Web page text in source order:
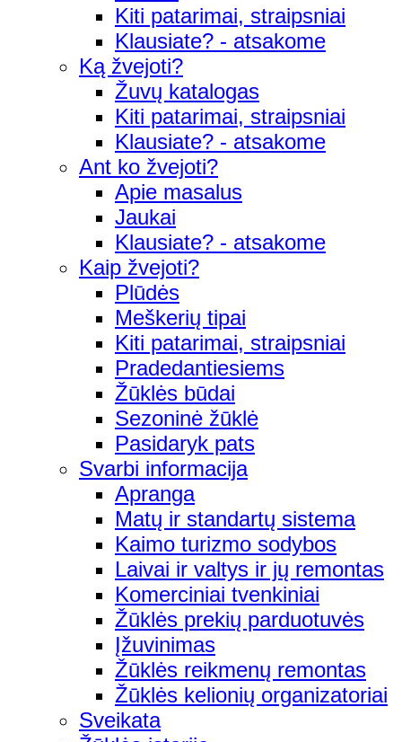
Kiti patarimai, straipsniai
Klausiate? - atsakome
Ką žvejoti?
Žuvų katalogas
Kiti patarimai, straipsniai
Klausiate? - atsakome
Ant ko žvejoti?
Apie masalus
Jaukai
Klausiate? - atsakome
Kaip žvejoti?
Plūdės
Meškerių tipai
Kiti patarimai, straipsniai
Pradedantiesiems
Žūklės būdai
Sezoninė žūklė
Pasidaryk pats
Svarbi informacija
Apranga
Matų ir standartų sistema
Kaimo turizmo sodybos
Laivai ir valtys ir jų remontas
Komerciniai tvenkiniai
Žūklės prekių parduotuvės
Įžuvinimas
Žūklės reikmenų remontas
Žūklės kelionių organizatoriai
Sveikata